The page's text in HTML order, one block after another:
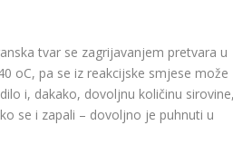
tvar se zagrijavanjem pretvara u
oC, pa se iz reakcijske smjese može
i, dakako, dovoljnu količinu
se i zapali – dovoljno je puhnuti u